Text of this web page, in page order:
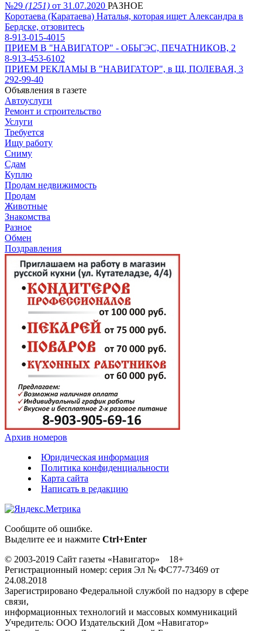
№29 (1251) от 31.07.2020 РАЗНОЕ
Коротаева (Каратаева) Наталья, которая ищет Александра в
Бердске, отзовитесь
8-913-015-4015
ПРИЕМ В "НАВИГАТОР" - ОБЬГЭС, ПЕЧАТНИКОВ, 2
8-913-453-6102
ПРИЕМ РЕКЛАМЫ В "НАВИГАТОР", в Щ, ПОЛЕВАЯ, 3
292-99-40
Объявления в газете
Автоуслуги
Ремонт и строительство
Услуги
Требуется
Ищу работу
Сниму
Сдам
Куплю
Продам недвижимость
Продам
Животные
Знакомства
Разное
Обмен
Поздравления
Архив номеров
Юридическая информация
Политика конфиденциальности
Карта сайта
Написать в редакцию
Сообщите об ошибке.
Выделите ее и нажмите Ctrl+Enter
© 2003-2019 Сайт газеты «Навигатор» 18+
Регистрационный номер: серия Эл № ФС77-73469 от
24.08.2018
Зарегистрировано Федеральной службой по надзору в сфере
связи,
информационных технологий и массовых коммуникаций
Учредитель: ООО Издательский Дом «Навигатор»